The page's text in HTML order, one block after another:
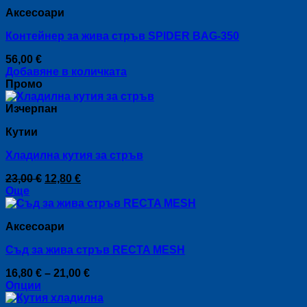
on
the
product
page
has
variants.
options
may
be
chosen
on
product
page
Аксесоари
Контейнер за жива стръв SPIDER BAG-350
56,00 €
Добавяне в количката
Промо
Изчерпан
Кутии
Хладилна кутия за стръв
23,00€ Original
was:
12,80 €Текущата
е:
Още
Аксесоари
Съд за жива стръв RECTA MESH
16,80 € – 21,00 €Price
16,80 €
Опции
This